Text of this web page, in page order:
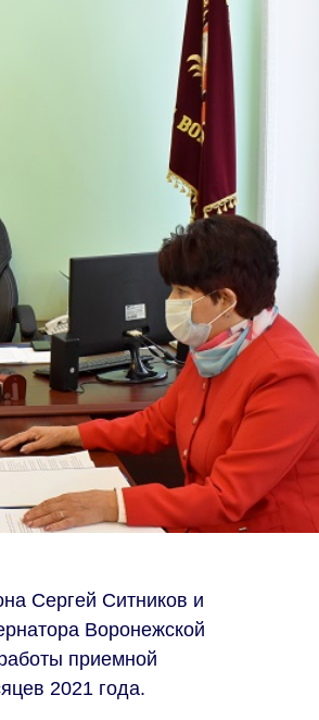
Сергей Ситников и
Воронежской
приемной
2021 года.